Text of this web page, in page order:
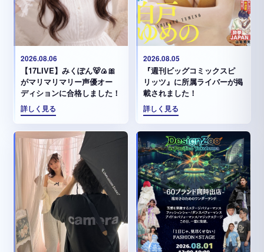
2026.08.06
【17LIVE】みくぽん🐻🍙🎀
がマリマリマリー声優オー
ディションに合格しました！
詳しく見る
2026.08.05
『週刊ビッグコミックスピ
リッツ』に所属ライバーが掲
載されました！
詳しく見る